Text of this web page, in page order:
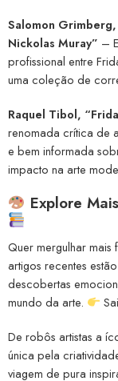
Salomon
Nickolas Muray” –
profissional entre
uma coleção de
Raquel Tibol,
renomada crítica de
e bem informada
impacto na arte
Explore
Quer mergulhar mais
artigos recentes
descobertas
mundo da arte.
De robôs artistas a
única pela
viagem de pura